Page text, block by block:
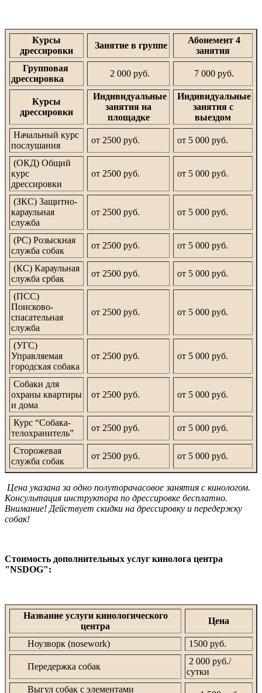
Курсы
дрессировки
Занятие в группе
Абонемент 4
занятия
Групповая
дрессировка
2 000 руб. 7 000 руб.
Курсы
дрессировки
Индивидуальные
занятия на
площадке
Индивидуальные
занятия с
выездом
Начальный курс
послушания
от 2500 руб. от 5 000 руб.
(ОКД) Общий
курс
дрессировки
от 2500 руб. от 5 000 руб.
(ЗКС) Защитно-
караульная
служба
от 2500 руб. от 5 000 руб.
(РС) Розыскная
служба собак
от 2500 руб. от 5 000 руб.
(КС) Караульная
служба србак
от 2500 руб. от 5 000 руб.
(ПСС)
Поисково-
спасательная
служба
от 2500 руб. от 5 000 руб.
(УГС)
Управляемая
городская собака
от 2500 руб. от 5 000 руб.
Собаки для
охраны квартиры
и дома
от 2500 руб. от 5 000 руб.
Курс “Собака-
телохранитель”
от 2500 руб. от 5 000 руб.
Сторожевая
служба собак
от 2500 руб. от 5 000 руб.
Цена указана за одно полуторачасовое занятия с кинологом.
Консультация инструктора по дрессировке бесплатно.
Внимание! Действует скидки на дрессировку и передержку
собак!
Стоимость дополнительных услуг кинолога центра
"NSDOG":
Название услуги кинологического
центра
Цена
Ноузворк (nosework) 1500 руб.
Передержка собак
2 000 руб./
сутки
Выгул собак с элементами